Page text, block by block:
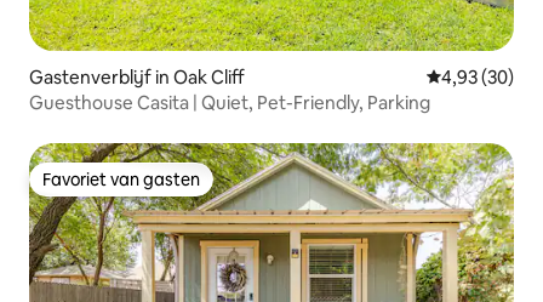
Gastenverblijf in Oak Cliff Gemiddelde
4,93 (30)
Guesthouse Casita | Quiet, Pet-Friendly, Parking
Favoriet van gasten
Favoriet van gasten